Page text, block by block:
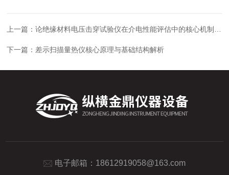
上一篇：论绝缘材料电压击穿试验仪在介电性能评估中的核心机制与工程价值
下一篇： 差示扫描量热仪核心原理与基础结构解析
电子邮箱： 18612919058@163.com